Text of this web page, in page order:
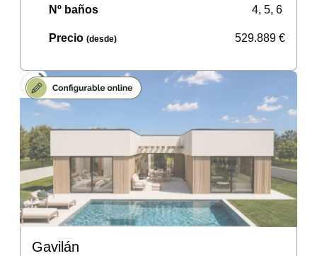
Nº baños 4, 5, 6
Precio (desde) 529.889 €
Gavilán